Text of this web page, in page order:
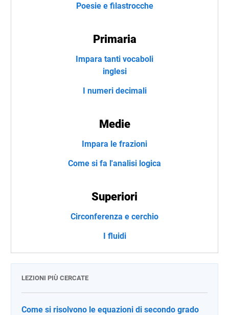
Poesie e filastrocche
Primaria
Impara tanti vocaboli
inglesi
I numeri decimali
Medie
Impara le frazioni
Come si fa l'analisi logica
Superiori
Circonferenza e cerchio
I fluidi
LEZIONI PIÙ CERCATE
Come si risolvono le equazioni di secondo grado